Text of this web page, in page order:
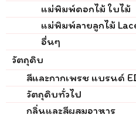
แม่พิมพ์ดอกไม้ ใบไม้
แม่พิมพ์ลายลูกไม้
อื่นๆ
วัตถุดิบ
สีและกากเพรช แบรนด์
วัตถุดิบทั่วไป
กลิ่นและสีผสมอาหาร